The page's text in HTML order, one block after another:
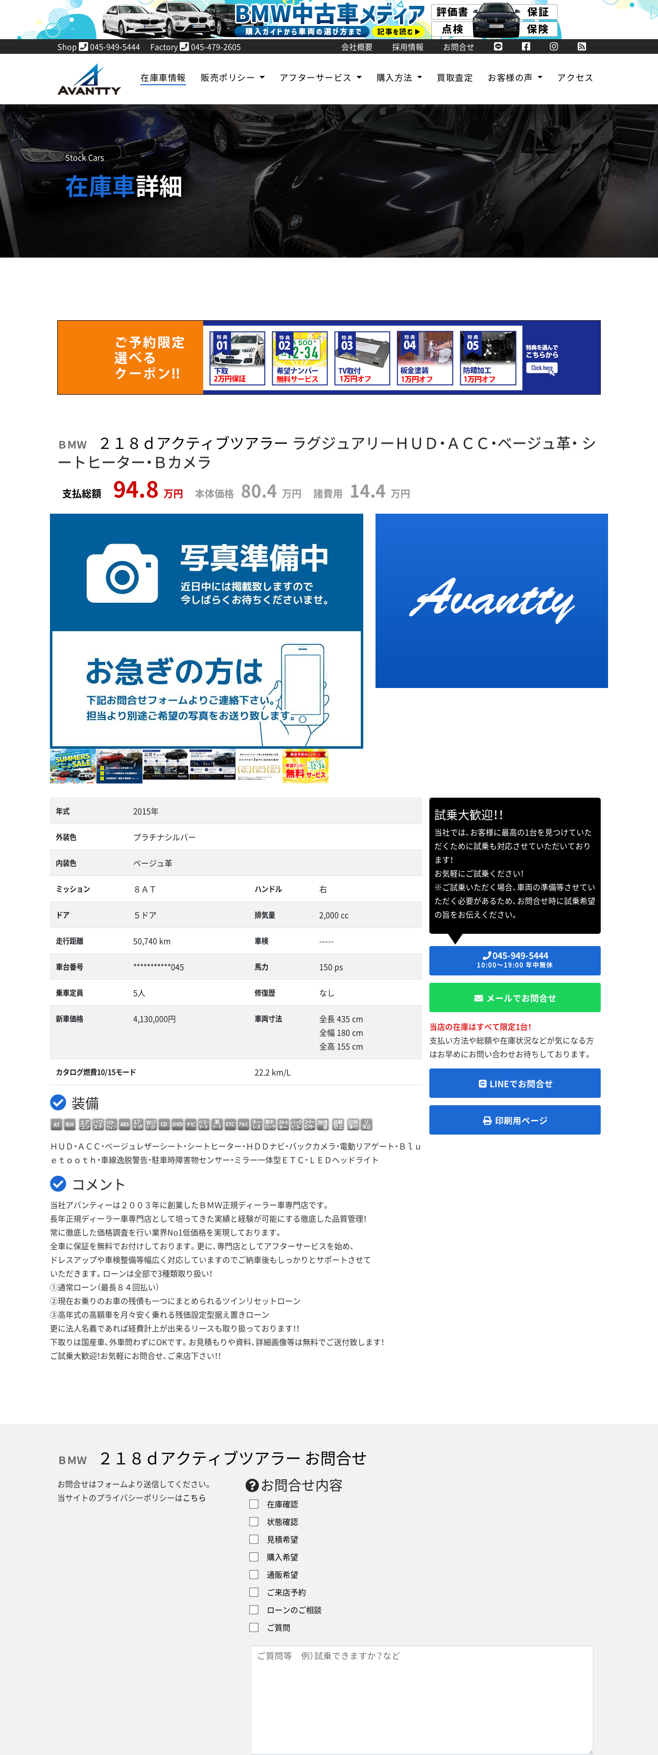
Shop 045-949-5444 Factory 045-479-2605 会社概要 採用情報 お問合せ
在庫車情報 販売ポリシー アフターサービス 購入方法 買取査定 お客様の声 アクセス
Stock Cars
在庫車詳細
ＢＭＷ ２１８ｄアクティブツアラー ラグジュアリーＨＵＤ・ＡＣＣ・ベージュ革・ シ
ートヒーター・Ｂカメラ
支払総額 94.8 万円 本体価格 80.4 万円 諸費用 14.4 万円
年式 2015年
外装色 プラチナシルバー
内装色 ベージュ革
ミッション ８ＡＴ ハンドル 右
ドア ５ドア 排気量 2,000 cc
走行距離 50,740 km 車検 -----
車台番号 ***********045 馬力 150 ps
乗車定員 5人 修復歴 なし
新車価格 4,130,000円 車両寸法
全長 435 cm
全幅 180 cm
全高 155 cm
カタログ燃費10/15モード 22.2 km/L
装備
ＨＵＤ・ＡＣＣ・ベージュレザーシート・シートヒーター・ＨＤＤナビ・バックカメラ・電動リアゲート・Ｂｌｕ
ｅｔｏｏｔｈ・車線逸脱警告・駐車時障害物センサー・ミラー一体型ＥＴＣ・ＬＥＤヘッドライト
コメント
当社アバンティーは２００３年に創業したＢＭＷ正規ディーラー車専門店です。
長年正規ディーラー車専門店として培ってきた実績と経験が可能にする徹底した品質管理！
常に徹底した価格調査を行い業界No1低価格を実現しております。
全車に保証を無料でお付けしております。更に、専門店としてアフターサービスを始め、
ドレスアップや車検整備等幅広く対応していますのでご納車後もしっかりとサポートさせて
いただきます。ローンは全部で3種類取り扱い！
①通常ローン（最長８４回払い）
②現在お乗りのお車の残債も一つにまとめられるツインリセットローン
③高年式の高額車を月々安く乗れる残価設定型据え置きローン
更に法人名義であれば経費計上が出来るリースも取り扱っております！！
下取りは国産車、外車問わずにOKです。お見積もりや資料、詳細画像等は無料でご送付致します！
ご試乗大歓迎！お気軽にお問合せ、ご来店下さい！！
試乗大歓迎！！
当社では、お客様に最高の1台を見つけていた
だくために試乗も対応させていただいており
ます！
お気軽にご試乗ください！
※ご試乗いただく場合、車両の準備等させてい
ただく必要があるため、お問合せ時に試乗希望
の旨をお伝えください。
045-949-5444
10:00～19:00 年中無休
メールでお問合せ
当店の在庫はすべて限定1台！
支払い方法や総額や在庫状況などが気になる方
はお早めにお問い合わせお待ちしております。
LINEでお問合せ
印刷用ページ
ＢＭＷ ２１８ｄアクティブツアラー お問合せ
お問合せはフォームより送信してください。
当サイトのプライバシーポリシーはこちら
お問合せ内容
在庫確認
状態確認
見積希望
購入希望
通販希望
ご来店予約
ローンのご相談
ご質問